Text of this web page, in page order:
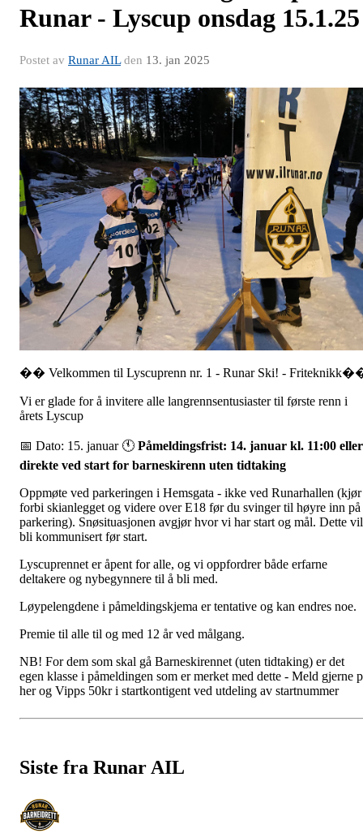
Runar - Lyscup onsdag 15.1.25
Postet av Runar AILden 13. jan 2025
�� Velkommen til Lyscuprenn nr. 1 - Runar Ski! -
Vi er glade for å invitere alle langrennsentusiaster til første renn i
årets Lyscup
📅 Dato: 15. januar 🕚 Påmeldingsfrist: 14. januar kl. 11:00 eller
direkte ved start for barneskirenn uten tidtaking
Oppmøte ved parkeringen i Hemsgata - ikke ved Runarhallen (kjør
forbi skianlegget og videre over E18 før du svinger til høyre inn på
parkering). Snøsituasjonen avgjør hvor vi har start og mål. Dette vil
bli kommunisert før start.
Lyscuprennet er åpent for alle, og vi oppfordrer både erfarne
deltakere og nybegynnere til å bli med.
Løypelengdene i påmeldingskjema er tentative og kan endres noe.
Premie til alle til og med 12 år ved målgang.
NB! For dem som skal gå Barneskirennet (uten tidtaking) er det
egen klasse i påmeldingen som er merket med dette - Meld gjerne
her og Vipps 50kr i startkontigent ved utdeling av startnummer
Siste fra Runar AIL